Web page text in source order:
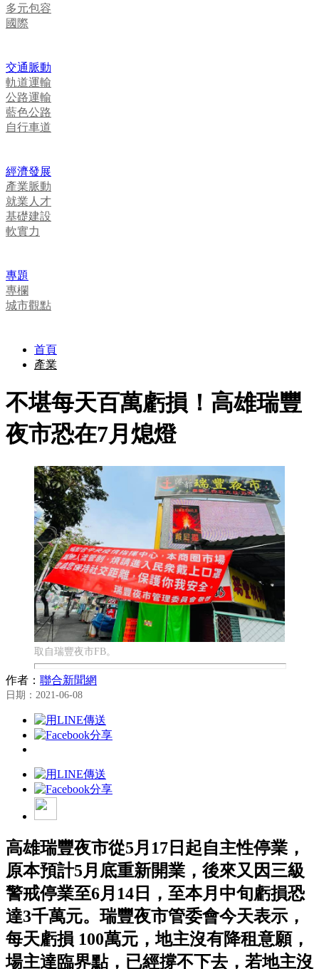
多元包容
國際
交通脈動
軌道運輸
公路運輸
藍色公路
自行車道
經濟發展
產業脈動
就業人才
基礎建設
軟實力
專題
專欄
城市觀點
首頁
產業
不堪每天百萬虧損！高雄瑞豐
夜市恐在7月熄燈
取自瑞豐夜市FB。
作者： 聯合新聞網
日期：2021-06-08
高雄瑞豐夜市從5月17日起自主性停業，
原本預計5月底重新開業，後來又因三級
警戒停業至6月14日，至本月中旬虧損恐
達3千萬元。瑞豐夜市管委會今天表示，
每天虧損 100萬元，地主沒有降租意願，
場主達臨界點，已經撐不下去，若地主沒